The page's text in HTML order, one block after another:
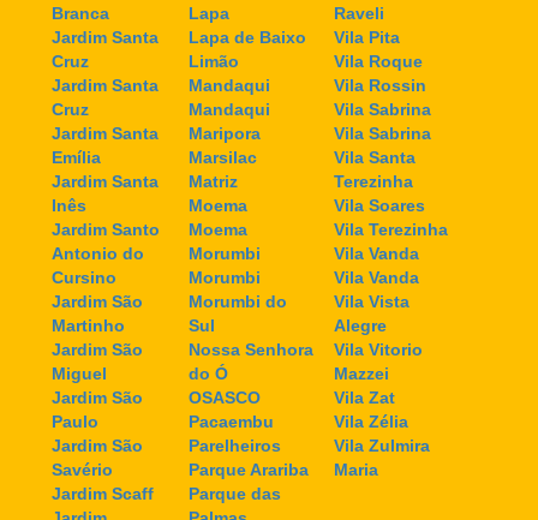
Branca
Jardim Santa
Cruz
Jardim Santa
Cruz
Jardim Santa
Emília
Jardim Santa
Inês
Jardim Santo
Antonio do
Cursino
Jardim São
Martinho
Jardim São
Miguel
Jardim São
Paulo
Jardim São
Savério
Jardim Scaff
Lapa
Lapa de Baixo
Limão
Mandaqui
Mandaqui
Maripora
Marsilac
Matriz
Moema
Moema
Morumbi
Morumbi
Morumbi do
Sul
Nossa Senhora
do Ó
OSASCO
Pacaembu
Parelheiros
Parque Arariba
Parque das
Raveli
Vila Pita
Vila Roque
Vila Rossin
Vila Sabrina
Vila Sabrina
Vila Santa
Terezinha
Vila Soares
Vila Terezinha
Vila Vanda
Vila Vanda
Vila Vista
Alegre
Vila Vitorio
Mazzei
Vila Zat
Vila Zélia
Vila Zulmira
Maria